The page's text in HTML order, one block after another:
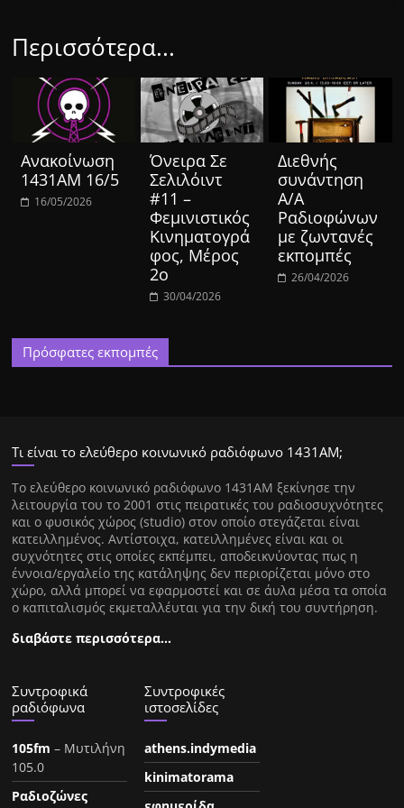
Περισσότερα...
Ανακοίνωση
1431ΑΜ 16/5
16/05/2026
Όνειρα Σε
Σελιλόιντ
#11 –
Φεμινιστικός
Κινηματογρά
φος, Μέρος
2ο
30/04/2026
Διεθνής
συνάντηση
Α/Α
Ραδιοφώνων
με ζωντανές
εκπομπές
26/04/2026
Πρόσφατες εκπομπές
Τι είναι το ελεύθερο κοινωνικό ραδιόφωνο 1431ΑΜ;
Tο ελεύθερο κοινωνικό ραδιόφωνο 1431AM ξεκίνησε την
λειτουργία του το 2001 στις πειρατικές του ραδιοσυχνότητες
και ο φυσικός χώρος (studio) στον οποίο στεγάζεται είναι
κατειλλημένος. Αντίστοιχα, κατειλλημένες είναι και οι
συχνότητες στις οποίες εκπέμπει, αποδεικνύοντας πως η
έννοια/εργαλείο της κατάληψης δεν περιορίζεται μόνο στο
χώρο, αλλά μπορεί να εφαρμοστεί και σε άυλα μέσα τα οποία
ο καπιταλισμός εκμεταλλέυται για την δική του συντήρηση.
διαβάστε περισσότερα…
Συντροφικά
ραδιόφωνα
105fm – Μυτιλήνη
105.0
Ραδιοζώνες
Συντροφικές
ιστοσελίδες
athens.indymedia
kinimatorama